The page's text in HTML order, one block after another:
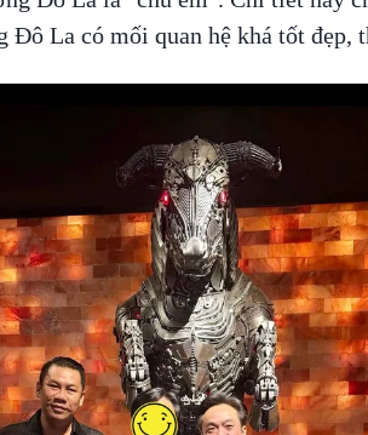
Đô La có mối quan hệ khá tốt đẹp,